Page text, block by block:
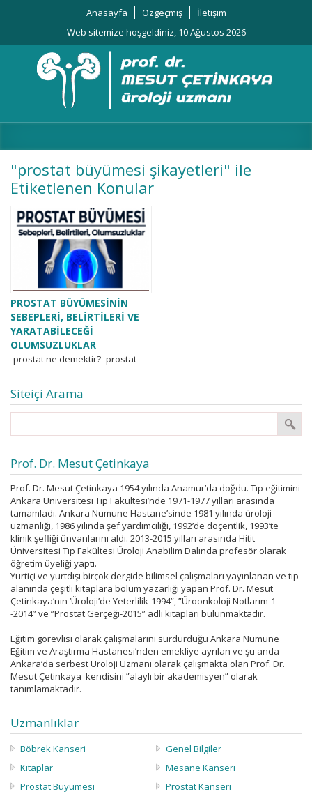
Anasayfa Özgeçmiş
İletişim
Web sitemize hoşgeldiniz, 10 Ağustos 2026
"prostat büyümesi şikayetleri" ile
Etiketlenen Konular
PROSTAT BÜYÜMESİNİN
SEBEPLERİ, BELİRTİLERİ VE
YARATABİLECEĞİ
OLUMSUZLUKLAR
-prostat ne demektir? -prostat
-işeme zorluğu şikayetlerinin tek
sebebi prostat büyümesimidir? -
işeme zorluğu şikayetlerinin
Siteiçi Arama
Prof. Dr. Mesut Çetinkaya
Prof. Dr. Mesut Çetinkaya 1954 yılında Anamur’da doğdu. Tıp eğitimini
Ankara Üniversitesi Tıp Fakültesi’nde 1971-1977 yılları arasında
tamamladı. Ankara Numune Hastane’sinde 1981 yılında üroloji
uzmanlığı, 1986 yılında şef yardımcılığı, 1992’de doçentlik, 1993’te
klinik şefliği ünvanlarını aldı. 2013-2015 yılları arasında Hitit
Üniversitesi Tıp Fakültesi Üroloji Anabilim Dalında profesör olarak
öğretim üyeliği yaptı.
Yurtiçi ve yurtdışı birçok dergide bilimsel çalışmaları yayınlanan ve tıp
alanında çeşitli kitaplara bölüm yazarlığı yapan Prof. Dr. Mesut
Çetinkaya’nın ‘Üroloji’de Yeterlilik-1994”, ”Üroonkoloji Notlarım-1
-2014” ve ”Prostat Gerçeği-2015” adlı kitapları bulunmaktadır.
Eğitim görevlisi olarak çalışmalarını sürdürdüğü Ankara Numune
Eğitim ve Araştırma Hastanesi’nden emekliye ayrılan ve şu anda
Ankara’da serbest Üroloji Uzmanı olarak çalışmakta olan Prof. Dr.
Mesut Çetinkaya kendisini ”alaylı bir akademisyen” olarak
tanımlamaktadır.
Uzmanlıklar
Böbrek Kanseri
Genel Bilgiler
Kitaplar
Mesane Kanseri
Prostat Büyümesi
Prostat Kanseri